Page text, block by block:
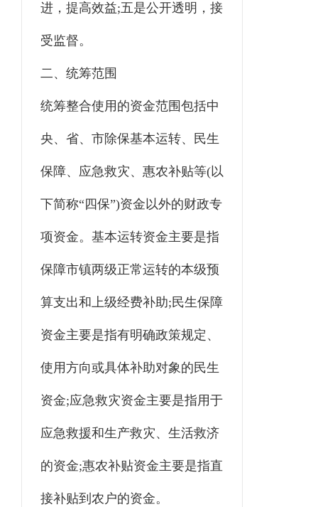
进，提高效益;五是公开透明，接
受监督。
二、统筹范围
统筹整合使用的资金范围包括中
央、省、市除保基本运转、民生
保障、应急救灾、惠农补贴等(以
下简称“四保”)资金以外的财政专
项资金。基本运转资金主要是指
保障市镇两级正常运转的本级预
算支出和上级经费补助;民生保障
资金主要是指有明确政策规定、
使用方向或具体补助对象的民生
资金;应急救灾资金主要是指用于
应急救援和生产救灾、生活救济
的资金;惠农补贴资金主要是指直
接补贴到农户的资金。